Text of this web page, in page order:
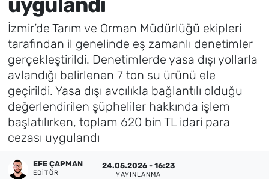
İzmir’de Tarım ve Orman Müdürlüğü ekipleri
tarafından il genelinde eş zamanlı denetimler
gerçekleştirildi. Denetimlerde yasa dışı yollarla
avlandığı belirlenen 7 ton su ürünü ele
geçirildi. Yasa dışı avcılıkla bağlantılı olduğu
değerlendirilen şüpheliler hakkında işlem
başlatılırken, toplam 620 bin TL idari para
cezası uygulandı
EFE ÇAPMAN
EDITÖR
24.05.2026 - 16:23
YAYINLANMA
Foto Galeri
Künye
İletişim